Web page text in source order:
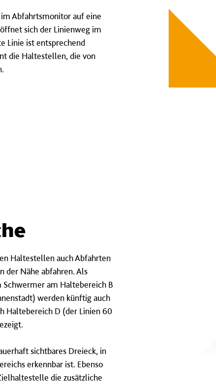
Abfahrtsmonitor auf eine
sich der Linienweg im
Linie ist entsprechend
die Haltestellen, die von
Haltestellen auch Abfahrten
der Nähe abfahren. Als
am Haltebereich B
werden künftig auch
Haltebereich D (der Linien 60
sichtbares Dreieck, in
erkennbar ist. Ebenso
die zusätzliche